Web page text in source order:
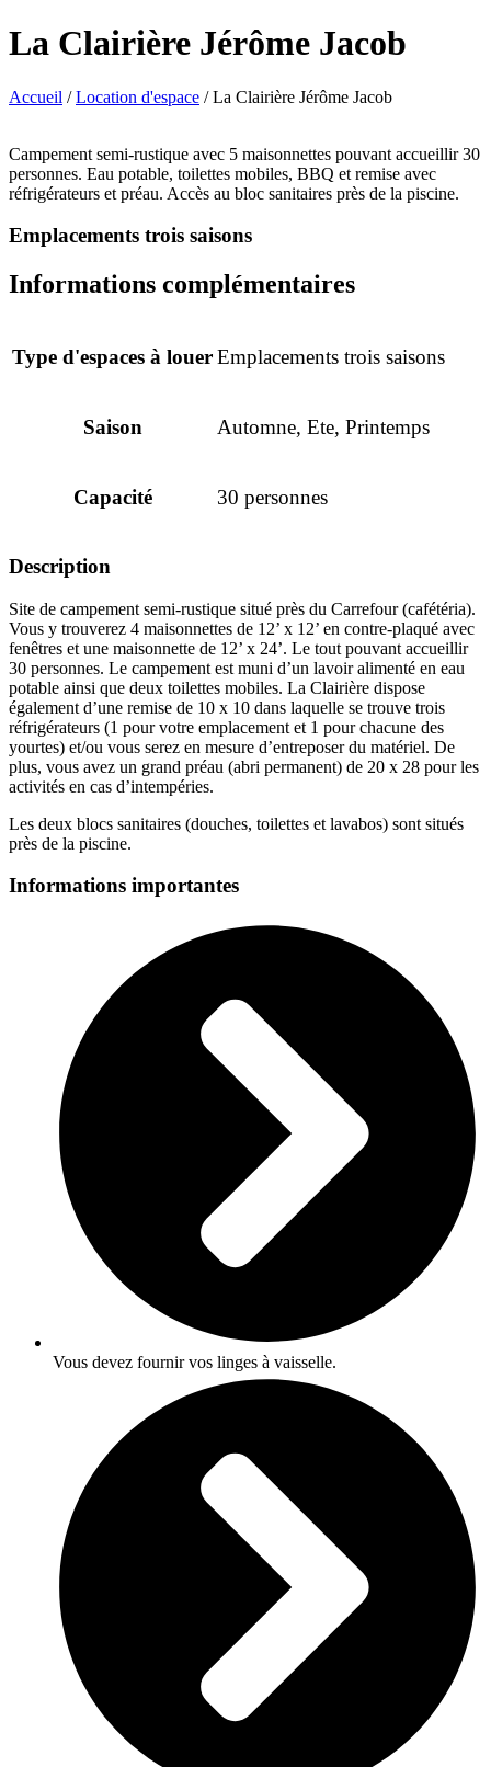
La Clairière Jérôme Jacob
Accueil /Location d'espace / La Clairière Jérôme Jacob
Campement semi-rustique avec 5 maisonnettes pouvant accueillir 30
personnes. Eau potable, toilettes mobiles, BBQ et remise avec
réfrigérateurs et préau. Accès au bloc sanitaires près de la piscine.
Emplacements trois saisons
Informations complémentaires
Type d'espaces à louerEmplacements trois saisons
Saison Automne, Ete, Printemps
Capacité 30 personnes
Description
Site de campement semi-rustique situé près du Carrefour (cafétéria).
Vous y trouverez 4 maisonnettes de 12’ x 12’ en contre-plaqué avec
fenêtres et une maisonnette de 12’ x 24’. Le tout pouvant accueillir
30 personnes. Le campement est muni d’un lavoir alimenté en eau
potable ainsi que deux toilettes mobiles. La Clairière dispose
également d’une remise de 10 x 10 dans laquelle se trouve trois
réfrigérateurs (1 pour votre emplacement et 1 pour chacune des
yourtes) et/ou vous serez en mesure d’entreposer du matériel. De
plus, vous avez un grand préau (abri permanent) de 20 x 28 pour les
activités en cas d’intempéries.
Les deux blocs sanitaires (douches, toilettes et lavabos) sont situés
près de la piscine.
Informations importantes
Vous devez fournir vos linges à vaisselle.